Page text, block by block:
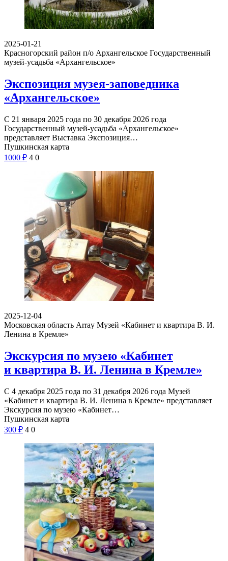
2025-01-21
Красногорский район п/о Архангельское Государственный
музей-усадьба «Архангельское»
Экспозиция музея-заповедника
«Архангельское»
С 21 января 2025 года по 30 декабря 2026 года
Государственный музей-усадьба «Архангельское»
представляет Выставка Экспозиция…
Пушкинская карта
1000 ₽ 4 0
2025-12-04
Московская область Array Музей «Кабинет и квартира В. И.
Ленина в Кремле»
Экскурсия по музею «Кабинет
и квартира В. И. Ленина в Кремле»
С 4 декабря 2025 года по 31 декабря 2026 года Музей
«Кабинет и квартира В. И. Ленина в Кремле» представляет
Экскурсия по музею «Кабинет…
Пушкинская карта
300 ₽ 4 0